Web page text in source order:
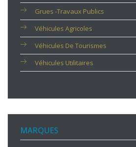
Grues -travaux Publics
Véhicules Agricoles
Véhicules De Tourismes
Véhicules Utilitaires
MARQUES